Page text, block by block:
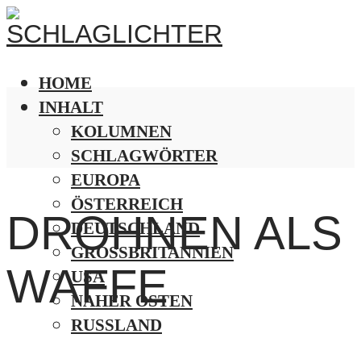
HOME
INHALT
KOLUMNEN
SCHLAGWÖRTER
EUROPA
ÖSTERREICH
DEUTSCHLAND
GROSSBRITANNIEN
USA
NAHER OSTEN
RUSSLAND
DROHNEN ALS
WAFFE